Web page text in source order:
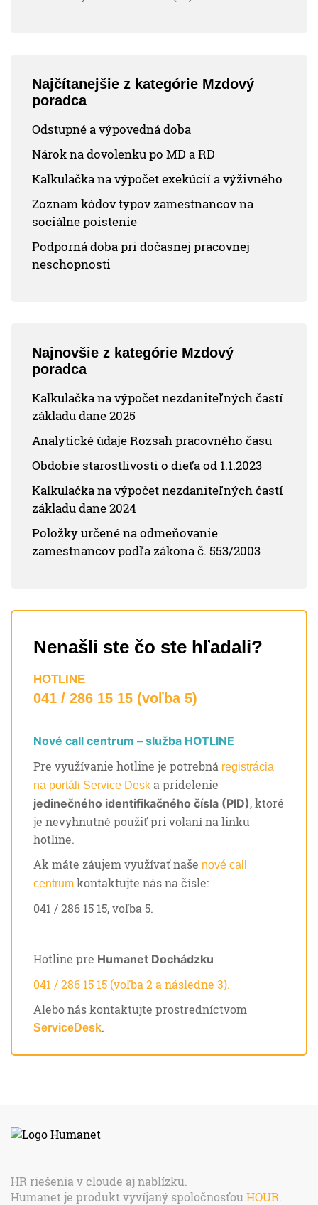
Najčítanejšie z kategórie Mzdový
poradca
Odstupné a výpovedná doba
Nárok na dovolenku po MD a RD
Kalkulačka na výpočet exekúcií a výživného
Zoznam kódov typov zamestnancov na
sociálne poistenie
Podporná doba pri dočasnej pracovnej
neschopnosti
Najnovšie z kategórie Mzdový
poradca
Kalkulačka na výpočet nezdaniteľných častí
základu dane 2025
Analytické údaje Rozsah pracovného času
Obdobie starostlivosti o dieťa od 1.1.2023
Kalkulačka na výpočet nezdaniteľných častí
základu dane 2024
Položky určené na odmeňovanie
zamestnancov podľa zákona č. 553/2003
Nenašli ste čo ste hľadali?
HOTLINE
041 / 286 15 15 (voľba 5)
Nové call centrum – služba HOTLINE
Pre využívanie hotline je potrebná registrácia
na portáli Service Desk a pridelenie
jedinečného identifikačného čísla (PID), ktoré
je nevyhnutné použiť pri volaní na linku
hotline.
Ak máte záujem využívať naše nové call
centrum kontaktujte nás na čísle:
041 / 286 15 15, voľba 5.
Hotline pre Humanet Dochádzku
041 / 286 15 15 (voľba 2 a následne 3).
Alebo nás kontaktujte prostredníctvom
ServiceDesk.
HR riešenia v cloude aj nablízku.
Humanet je produkt vyvíjaný spoločnosťou HOUR